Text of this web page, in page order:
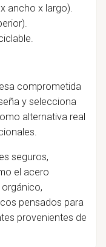
ancho x largo).
comprometida
y selecciona
alternativa real
seguros,
el acero
pensados para
provenientes de